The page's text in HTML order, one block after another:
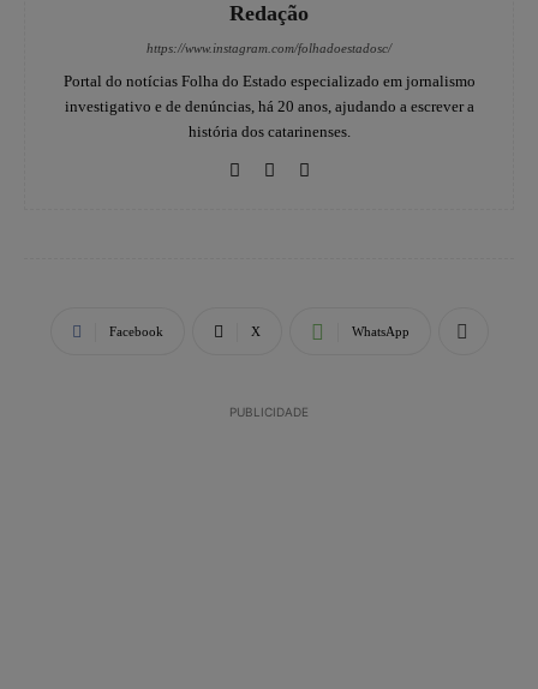
Redação
https://www.instagram.com/folhadoestadosc/
Portal do notícias Folha do Estado especializado em jornalismo
investigativo e de denúncias, há 20 anos, ajudando a escrever a
história dos catarinenses.
Facebook X WhatsApp
PUBLICIDADE